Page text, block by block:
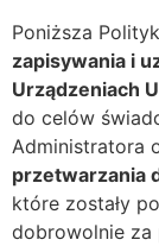
Poniższa
zapisywania i
Urządzeniach
do celów
Administratora
przetwarzania
które zostały
dobrowolnie za